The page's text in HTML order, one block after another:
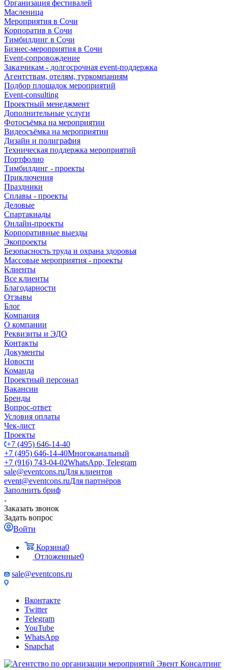
Организация фестивалей
Масленица
Мероприятия в Сочи
Корпоратив в Сочи
Тимбилдинг в Сочи
Бизнес-мероприятия в Сочи
Event-сопровождение
Заказчикам - долгосрочная event-поддержка
Агентствам, отелям, туркомпаниям
Подбор площадок мероприятий
Event-consulting
Проектный менеджмент
Дополнительные услуги
Фотосъёмка на мероприятии
Видеосъёмка на мероприятии
Дизайн и полиграфия
Техническая поддержка мероприятий
Портфолио
Тимбилдинг - проекты
Приключения
Праздники
Сплавы - проекты
Деловые
Спартакиады
Онлайн-проекты
Корпоративные выезды
Экопроекты
Безопасность труда и охрана здоровья
Массовые мероприятия - проекты
Клиенты
Все клиенты
Благодарности
Отзывы
Блог
Компания
О компании
Реквизиты и ЭДО
Контакты
Документы
Новости
Команда
Проектный персонал
Вакансии
Бренды
Вопрос-ответ
Условия оплаты
Чек-лист
Проекты
+7 (495) 646-14-40
+7 (495) 646-14-40Многоканальный
+7 (916) 743-04-02WhatsApp, Telegram
sale@eventcons.ruДля клиентов
event@eventcons.ruДля партнёров
Заполнить бриф
Заказать звонок
Задать вопрос
Войти
Корзина0
Отложенные0
sale@eventcons.ru
Вконтакте
Twitter
Telegram
YouTube
WhatsApp
Snapchat